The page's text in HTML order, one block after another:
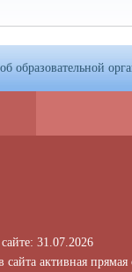
образовательной
31.07.2026
активная прямая